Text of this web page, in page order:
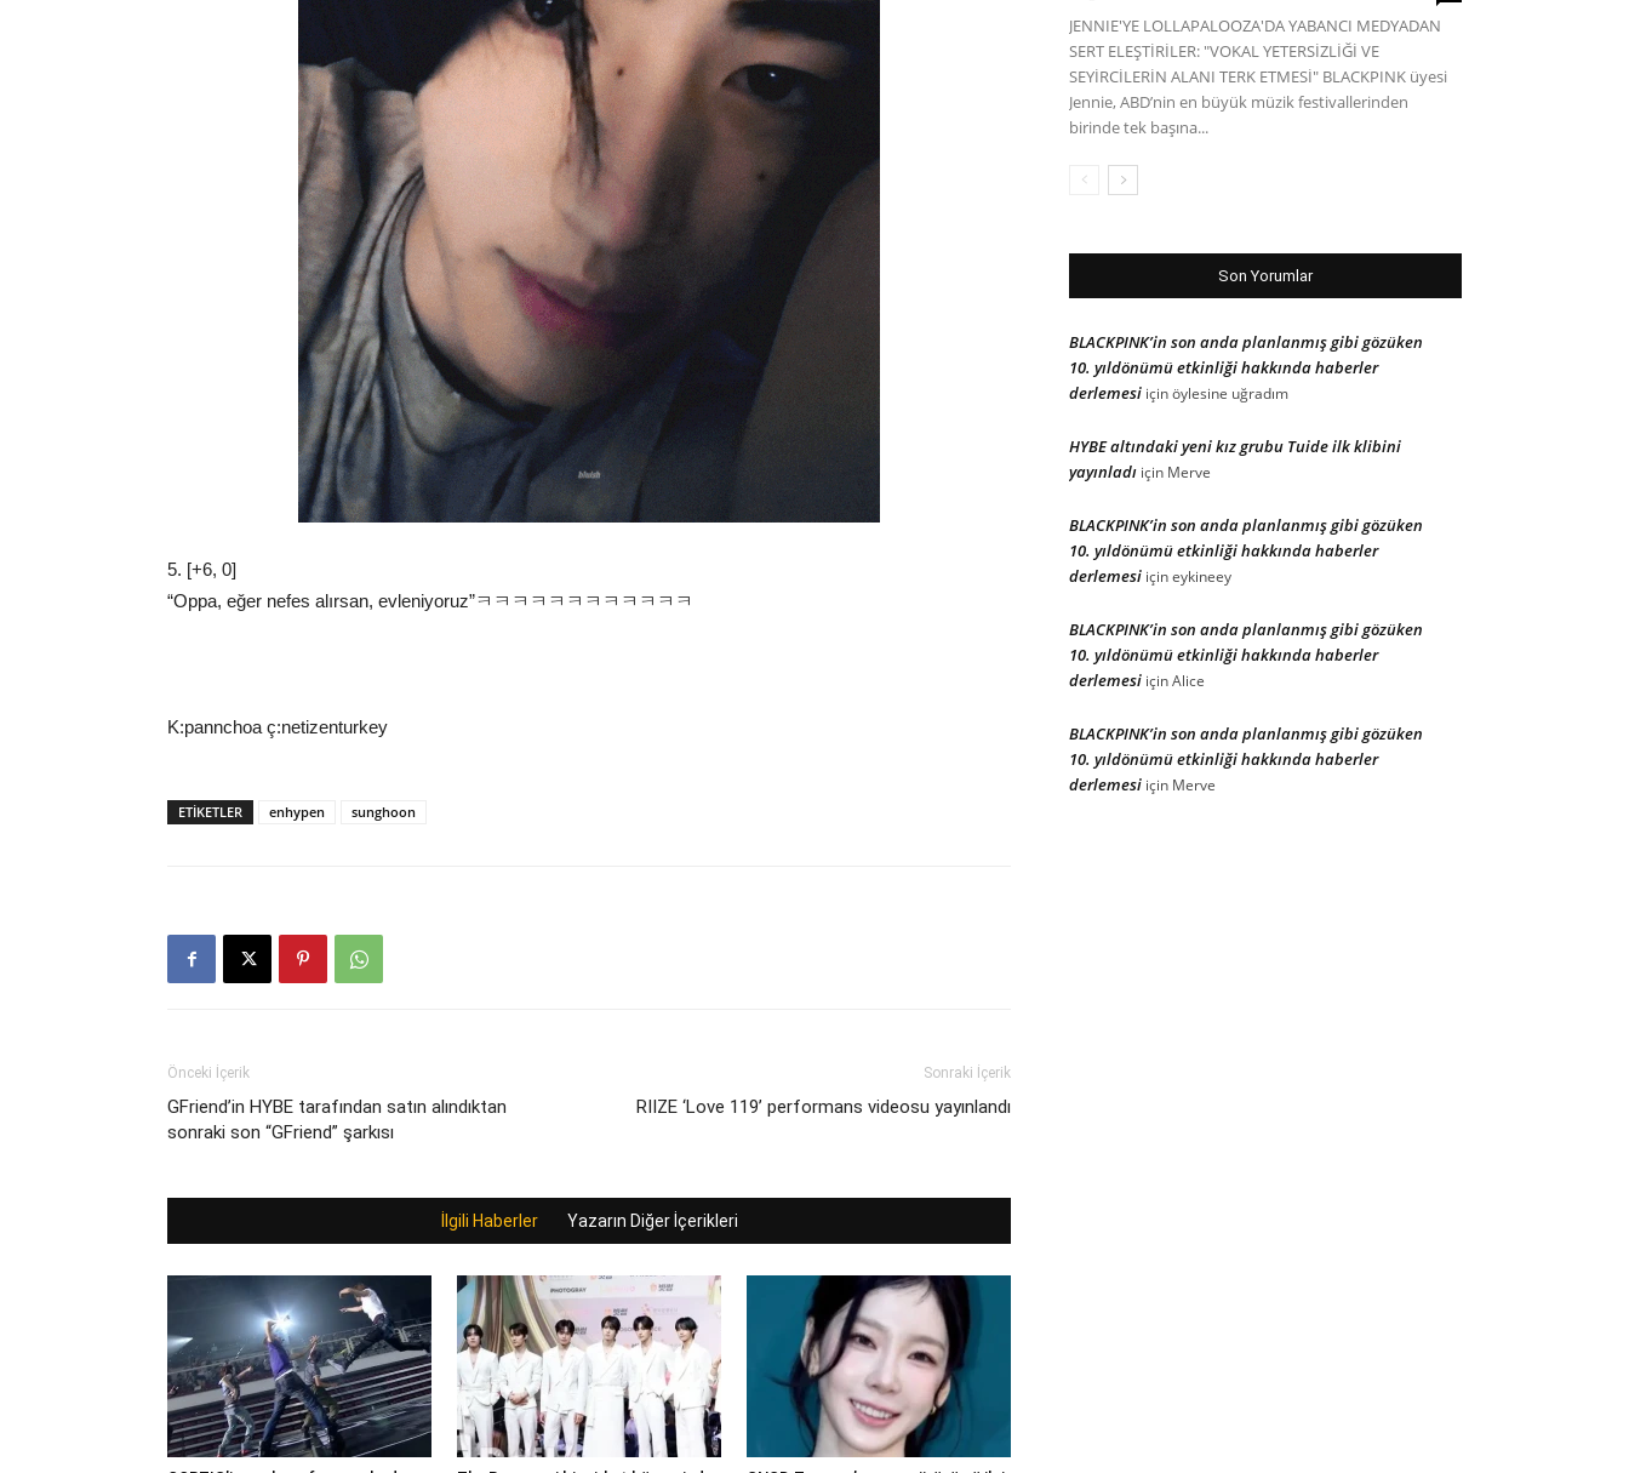
5. [+6, 0]
“Oppa, eğer nefes alırsan, evleniyoruz”ㅋㅋㅋㅋㅋㅋㅋㅋㅋㅋㅋㅋ
K:pannchoa ç:netizenturkey
ETIKETLER enhypen sunghoon
Önceki İçerik
GFriend’in HYBE tarafından satın alındıktan
sonraki son “GFriend” şarkısı
Sonraki İçerik
RIIZE ‘Love 119’ performans videosu yayınlandı
İlgili Haberler Yazarın Diğer İçerikleri
JENNIE'YE LOLLAPALOOZA'DA YABANCI MEDYADAN
SERT ELEŞTİRİLER: "VOKAL YETERSİZLİĞİ VE
SEYİRCİLERİN ALANI TERK ETMESİ" BLACKPINK üyesi
Jennie, ABD’nin en büyük müzik festivallerinden
birinde tek başına...
Son Yorumlar
BLACKPINK’in son anda planlanmış gibi gözüken
10. yıldönümü etkinliği hakkında haberler
derlemesi içinöylesine uğradım
HYBE altındaki yeni kız grubu Tuide ilk klibini
yayınladı için Merve
BLACKPINK’in son anda planlanmış gibi gözüken
10. yıldönümü etkinliği hakkında haberler
derlemesi içineykineey
BLACKPINK’in son anda planlanmış gibi gözüken
10. yıldönümü etkinliği hakkında haberler
derlemesi içinAlice
BLACKPINK’in son anda planlanmış gibi gözüken
10. yıldönümü etkinliği hakkında haberler
derlemesi için Merve